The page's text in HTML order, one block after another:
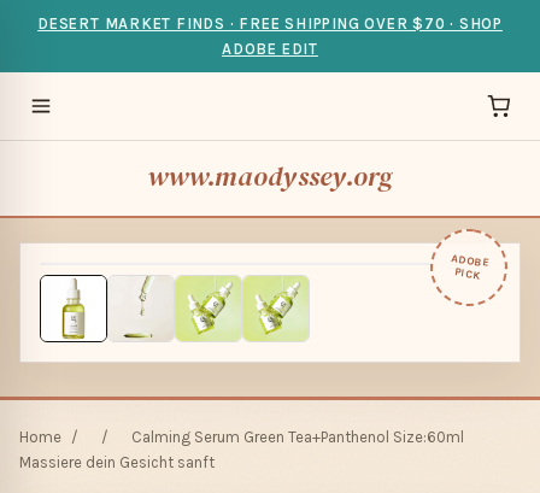
DESERT MARKET FINDS · FREE SHIPPING OVER $70 · SHOP
ADOBE EDIT
www.maodyssey.org
ADOBE
PICK
Home / /
Calming Serum Green Tea+Panthenol Size:60ml
Massiere dein Gesicht sanft